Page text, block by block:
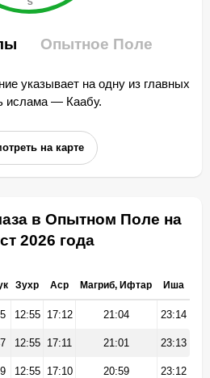
Опытное Поле
указывает на одну из главных
ислама — Каабу.
на карте
в Опытном Поле на
2026 года
Зухр Аср Магриб, Ифтар Иша
12:55 17:12 21:04 23:14
12:55 17:11 21:01 23:13
12:55 17:10 20:59 23:12